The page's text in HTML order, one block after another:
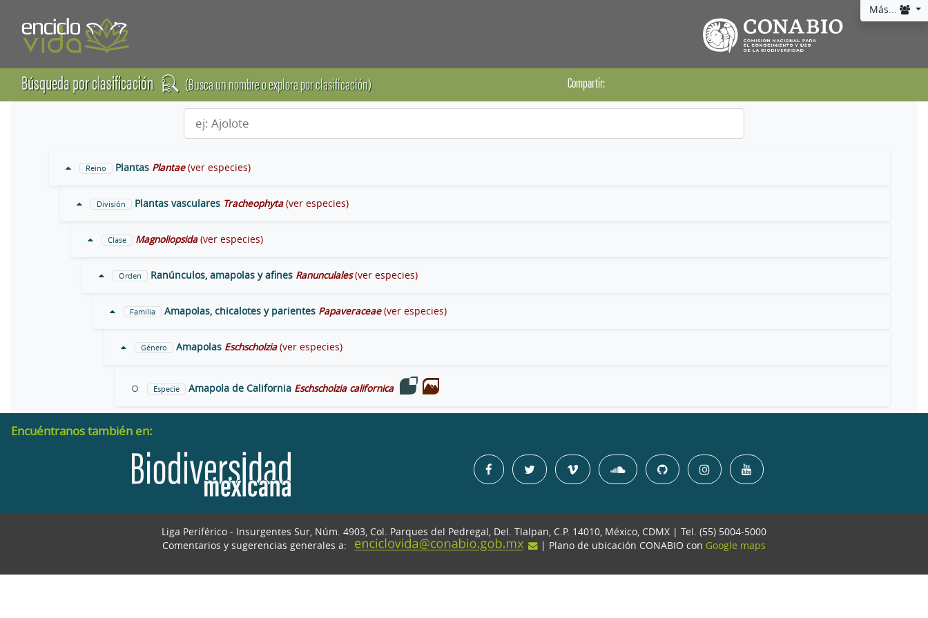
Más...
Búsqueda por clasificación (Busca un nombre o explora por clasificación) Compartir:
Reino Plantas Plantae (ver especies)
División Plantas vasculares Tracheophyta (ver especies)
Clase Magnoliopsida (ver especies)
Orden Ranúnculos, amapolas y afines Ranunculales (ver especies)
Familia Amapolas, chicalotes y parientes Papaveraceae (ver especies)
Género Amapolas Eschscholzia (ver especies)
Especie Amapola de California Eschscholzia californica
Encuéntranos también en:
Liga Periférico - Insurgentes Sur, Núm. 4903, Col. Parques del Pedregal, Del. Tlalpan, C.P. 14010, México, CDMX | Tel. (55) 5004-5000
Comentarios y sugerencias generales a:
| Plano de ubicación CONABIO con Google maps